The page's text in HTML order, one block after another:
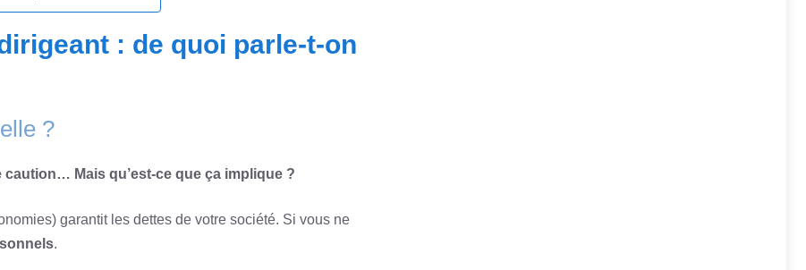
: de quoi parle-t-on
?
caution… Mais qu’est-ce que ça implique ?
garantit les dettes de votre société. Si vous ne
.